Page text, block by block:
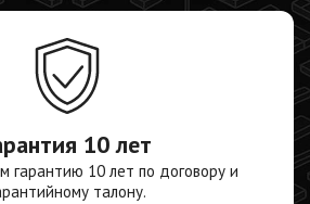
10 лет
гарантию 10 лет по договору и
талону.